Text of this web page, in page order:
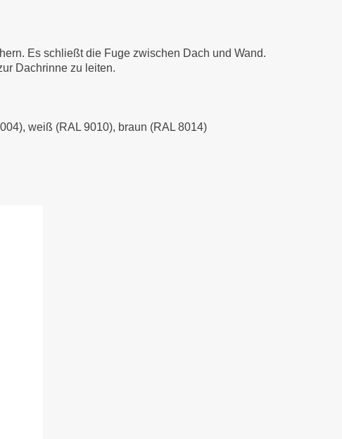
Es schließt die Fuge zwischen Dach und Wand.
Dachrinne zu leiten.
weiß (RAL 9010), braun (RAL 8014)